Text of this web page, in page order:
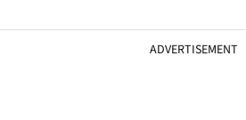
ADVERTISEMENT